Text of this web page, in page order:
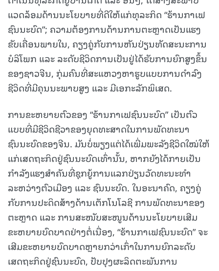
ແວດລ້ອມດ້ານນະໂຍບາຍທີ່ດີໃຫ້ແກ່ທຸລະກິດ “ຮ້ານກາເຟ
ຊົນນະບົດ”; ຄວາມຕ້ອງການດ້ານການຕະຫຼາດເປັນແຮງ
ຂັບເຄື່ອນພາຍໃນ, ຄຽງຄູ່ກັບການຫັນປ່ຽນທັດສະນະການ
ບໍລິໂພກ ແລະ ລະດັບຊີວິດການເປັນຢູ່ໄດ້ຮັບການຍົກສູງຂຶ້ນ
ຂອງຊາວຈີນ, ກຸ່ມຄົນທີ່ສະແຫວງຫາຮູບແບບການດຳລົງ
ຊີວິດທີ່ມີຄຸນນະພາບສູງ ແລະ ມີເອກະລັກພິເສດ.
ການຂະຫຍາຍຕົວຂອງ “ຮ້ານກາເຟຊົນນະບົດ” ເປັນຕົວ
ແບບທີ່ມີຊີວິດຊີວາຂອງຍຸດທະສາດໃນການພັດທະນາ
ຊົນນະບົດຂອງຈີນ. ມັນບໍ່ພຽງແຕ່ໄດ້ເພີ່ມພະລັງຊີວິດໃໝ່ໃຫ້
ແກ່ເສດຖະກິດຢູ່ຊົນນະບົດເທົ່ານັ້ນ, ຫາກຍັງໄດ້ກາຍເປັນ
ກຳລັງແຮງສຳຄັນທີ່ຊຸກຍູ້ການແລກປ່ຽນວັດທະນະທຳ
ລະຫວ່າງຕົວເມືອງ ແລະ ຊົນນະບົດ. ໃນອະນາຄົດ, ຄຽງຄູ່
ກັບການປະດິດສ້າງດ້ານເຕັກໂນໂລຊີ ການພັດທະນາຂອງ
ຕະຫຼາດ ແລະ ການສະໜັບສະໜູນດ້ານນະໂຍບາຍເສີມ
ຂະຫຍາຍບົດບາດຢ່າງຕໍ່ເນື່ອງ, “ຮ້ານກາເຟຊົນນະບົດ” ຈະ
ເສີມຂະຫຍາຍບົດບາດຫຼາຍກວ່າເກົ່າໃນການຍົກລະດັບ
ເສດຖະກິດຢູ່ຊົນນະບົດ, ປັບປຸງຜະລິດຕະພັນການ